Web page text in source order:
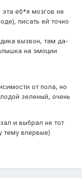
еб*я мозгов не
писать ей точно
вызвон, там да-
на эмоции
от пола, но
зеленый, очень
и выбрал не тот
тему впервые)